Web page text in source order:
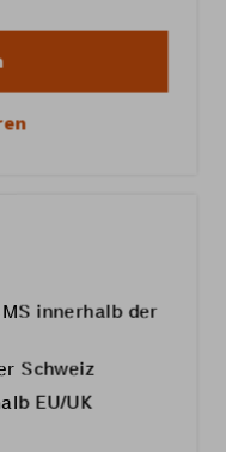
innerhalb der
Schweiz
EU/UK